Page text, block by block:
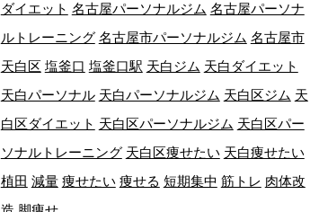
ダイエット 名古屋パーソナルジム 名古屋パーソナ
ルトレーニング 名古屋市パーソナルジム 名古屋市
天白区 塩釜口 塩釜口駅 天白ジム 天白ダイエット
天白パーソナル 天白パーソナルジム 天白区ジム 天
白区ダイエット 天白区パーソナルジム 天白区パー
ソナルトレーニング 天白区痩せたい 天白痩せたい
植田 減量 痩せたい 痩せる 短期集中 筋トレ 肉体改